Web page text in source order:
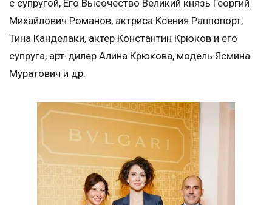
с супругой, Его Высочество Великий князь Георгий
Михайлович Романов, актриса Ксения Раппопорт,
Тина Канделаки, актер Константин Крюков и его
супруга, арт-дилер Алина Крюкова, модель Ясмина
Муратович и др.